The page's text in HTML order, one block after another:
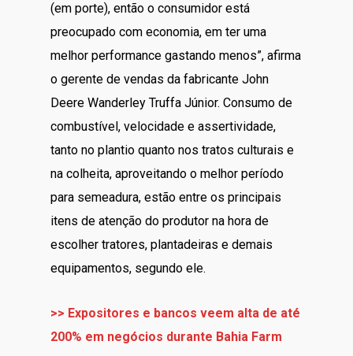
(em porte), então o consumidor está
preocupado com economia, em ter uma
melhor performance gastando menos”, afirma
o gerente de vendas da fabricante John
Deere Wanderley Truffa Júnior. Consumo de
combustível, velocidade e assertividade,
tanto no plantio quanto nos tratos culturais e
na colheita, aproveitando o melhor período
para semeadura, estão entre os principais
itens de atenção do produtor na hora de
escolher tratores, plantadeiras e demais
equipamentos, segundo ele.
>> Expositores e bancos veem alta de até
200% em negócios durante Bahia Farm